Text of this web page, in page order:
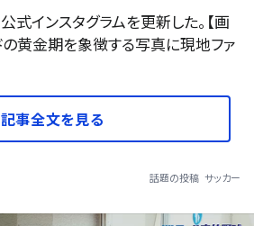
式インスタグラムを更新した。【画
の黄金期を象徴する写真に現地ファ
記事全文を見る
話題の投稿 サッカー